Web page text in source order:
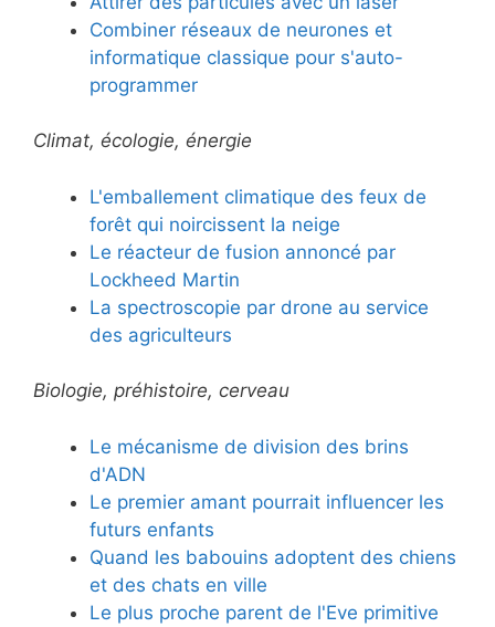
Combiner réseaux de neurones et
informatique classique pour s'auto-
programmer
Climat, écologie, énergie
L'emballement climatique des feux de
forêt qui noircissent la neige
Le réacteur de fusion annoncé par
Lockheed Martin
La spectroscopie par drone au service
des agriculteurs
Biologie, préhistoire, cerveau
Le mécanisme de division des brins
d'ADN
Le premier amant pourrait influencer les
futurs enfants
Quand les babouins adoptent des chiens
et des chats en ville
Le plus proche parent de l'Eve primitive